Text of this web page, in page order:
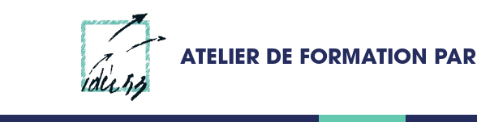
ATELIER DE FORMATION PAR